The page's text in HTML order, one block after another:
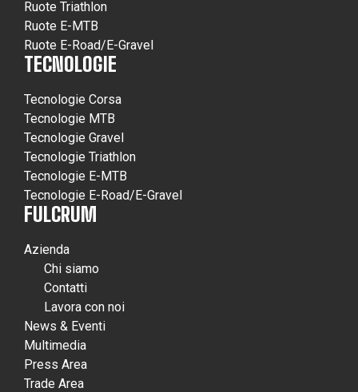
Ruote Triathlon
Ruote E-MTB
Ruote E-Road/E-Gravel
TECNOLOGIE
Tecnologie Corsa
Tecnologie MTB
Tecnologie Gravel
Tecnologie Triathlon
Tecnologie E-MTB
Tecnologie E-Road/E-Gravel
FULCRUM
Azienda
Chi siamo
Contatti
Lavora con noi
News & Eventi
Multimedia
Press Area
Trade Area